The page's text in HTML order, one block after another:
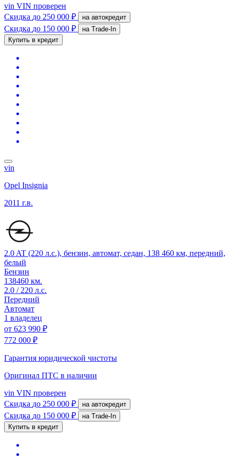
vin VIN проверен
Скидка до 250 000 ₽ на автокредит
Скидка до 150 000 ₽
на Trade-In
Купить в кредит
vin
Opel Insignia
2011 г.в.
2.0 AT (220 л.с.), бензин, автомат, седан, 138 460 км, передний,
белый
Бензин
138460 км.
2.0 / 220 л.с.
Передний
Автомат
1 владелец
от 623 990 ₽
772 000 ₽
Гарантия юридической чистоты
Оригинал ПТС в наличии
vin VIN проверен
Скидка до 250 000 ₽ на автокредит
Скидка до 150 000 ₽
на Trade-In
Купить в кредит